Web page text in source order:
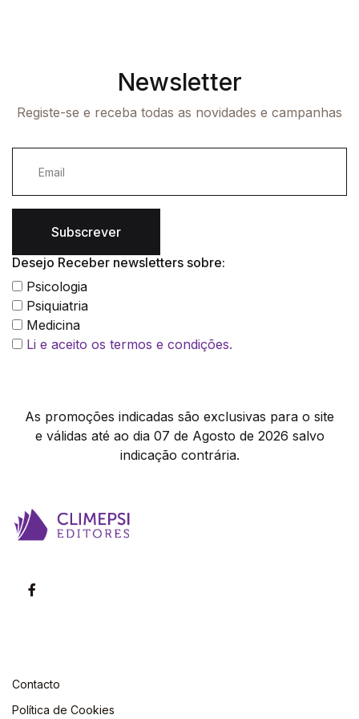
Newsletter
Registe-se e receba todas as novidades e campanhas
Subscrever
Desejo Receber newsletters sobre:
Psicologia
Psiquiatria
Medicina
Li e aceito os termos e condições.
As promoções indicadas são exclusivas para o site
e válidas até ao dia 07 de Agosto de 2026 salvo
indicação contrária.
Contacto
Política de Cookies